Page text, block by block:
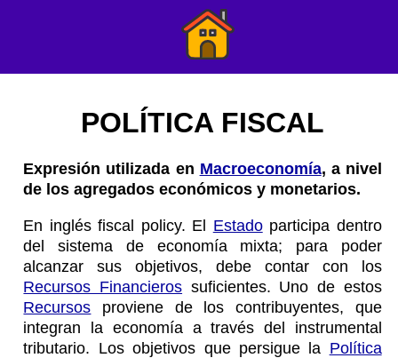
POLÍTICA FISCAL
Expresión utilizada en Macroeconomía, a nivel
de los agregados económicos y monetarios.
En inglés fiscal policy. El Estadoparticipa dentro
del sistema de economía mixta; para poder
alcanzar sus objetivos, debe contar con los
Recursos Financieros suficientes. Uno de estos
Recursos proviene de los contribuyentes, que
integran la economía a través del instrumental
tributario. Los objetivos que persigue la Política